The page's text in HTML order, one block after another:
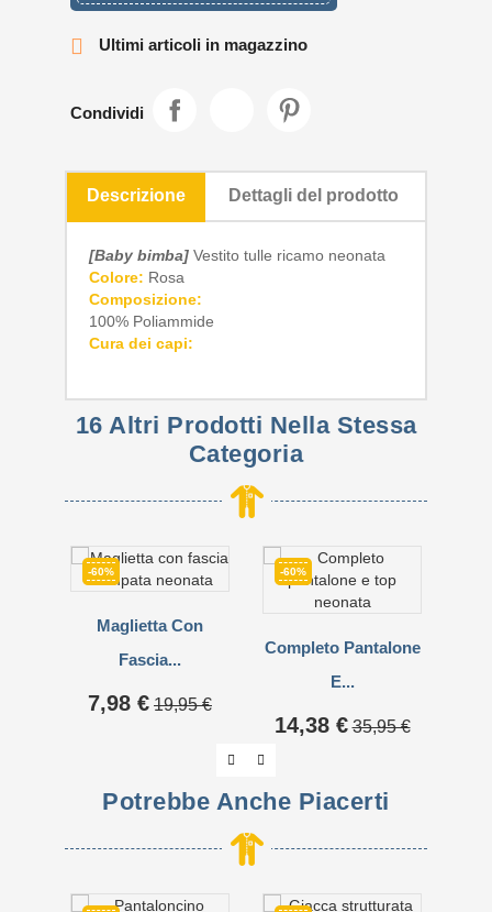
 Ultimi articoli in magazzino
Condividi
Descrizione Dettagli del prodotto
[Baby bimba] Vestito tulle ricamo neonata
Colore: Rosa
Composizione:
100% Poliammide
Cura dei capi:
16 Altri Prodotti Nella Stessa
Categoria
-60%
Maglietta Con
Fascia...
Prezzo
7,98 € Prezzo
base
19,95 €
-60%
Completo Pantalone
E...
Prezzo
14,38 € Prezzo
base
35,95 €
Potrebbe Anche Piacerti